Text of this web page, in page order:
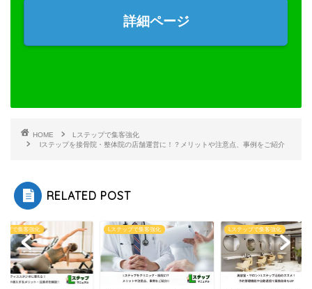
詳細ページ
HOME
Lステップで集客強化
lステップを接骨院・整体院の店舗運営に！？メリットや注意点、事例をご紹介
RELATED POST
ップで集客強化 Lステップで集客強化 Lステップで集客強化